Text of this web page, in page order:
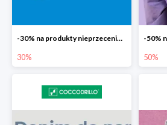
-30% na produkty nieprzecenione Lemon
30% 50%